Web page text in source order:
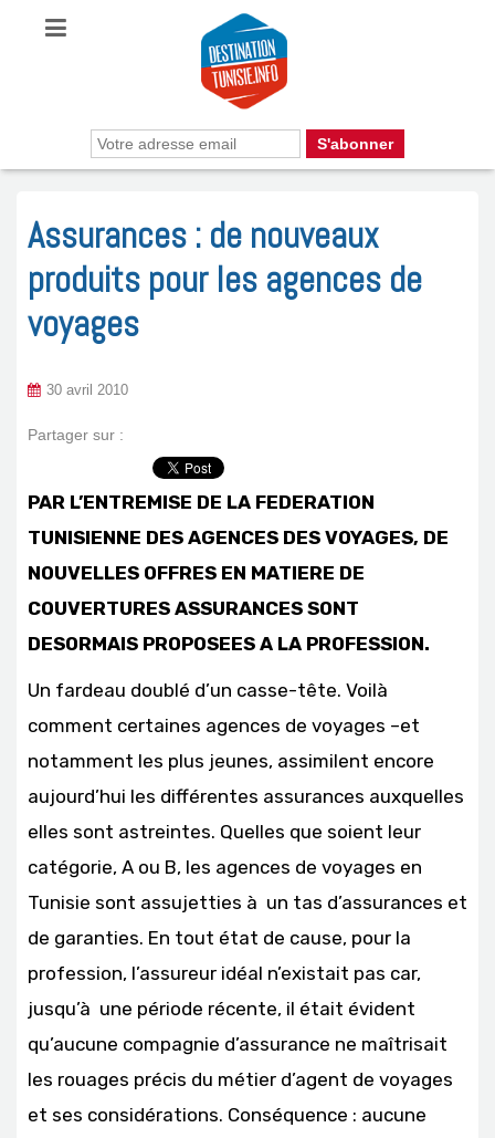
Assurances : de nouveaux
produits pour les agences de
voyages
30 avril 2010
Partager sur :
PAR L’ENTREMISE DE LA FEDERATION
TUNISIENNE DES AGENCES DES VOYAGES, DE
NOUVELLES OFFRES EN MATIERE DE
COUVERTURES ASSURANCES SONT
DESORMAIS PROPOSEES A LA PROFESSION.
Un fardeau doublé d’un casse-tête. Voilà
comment certaines agences de voyages –et
notamment les plus jeunes, assimilent encore
aujourd’hui les différentes assurances auxquelles
elles sont astreintes. Quelles que soient leur
catégorie, A ou B, les agences de voyages en
Tunisie sont assujetties à un tas d’assurances et
de garanties. En tout état de cause, pour la
profession, l’assureur idéal n’existait pas car,
jusqu’à une période récente, il était évident
qu’aucune compagnie d’assurance ne maîtrisait
les rouages précis du métier d’agent de voyages
et ses considérations. Conséquence : aucune